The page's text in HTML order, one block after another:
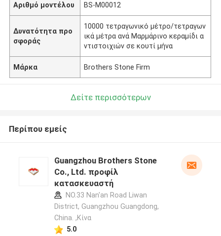
Αριθμό μοντέλου BS-M00012
Δυνατότητα προ
σφοράς
10000 τετραγωνικό μέτρο/τετραγων
ικά μέτρα ανά Μαρμάρινο κεραμίδι α
ντιστοιχιών σε κουτί μήνα
Μάρκα Brothers Stone Firm
Δείτε περισσότερων
Περίπου εμείς
Guangzhou Brothers Stone
Co., Ltd. προφίλ
κατασκευαστή
NO.33 Nan'an Road Liwan
District, Guangzhou Guangdong,
China. ,Κίνα
5.0